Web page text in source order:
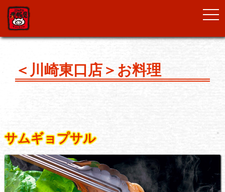
＜川崎東口店＞お料理
サムギョプサル